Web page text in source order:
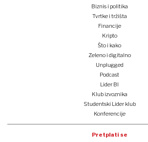
Biznis i politika
Tvrtke i tržišta
Financije
Kripto
Što i kako
Zeleno i digitalno
Unplugged
Podcast
Lider BI
Klub izvoznika
Studentski Lider klub
Konferencije
Pretplati se